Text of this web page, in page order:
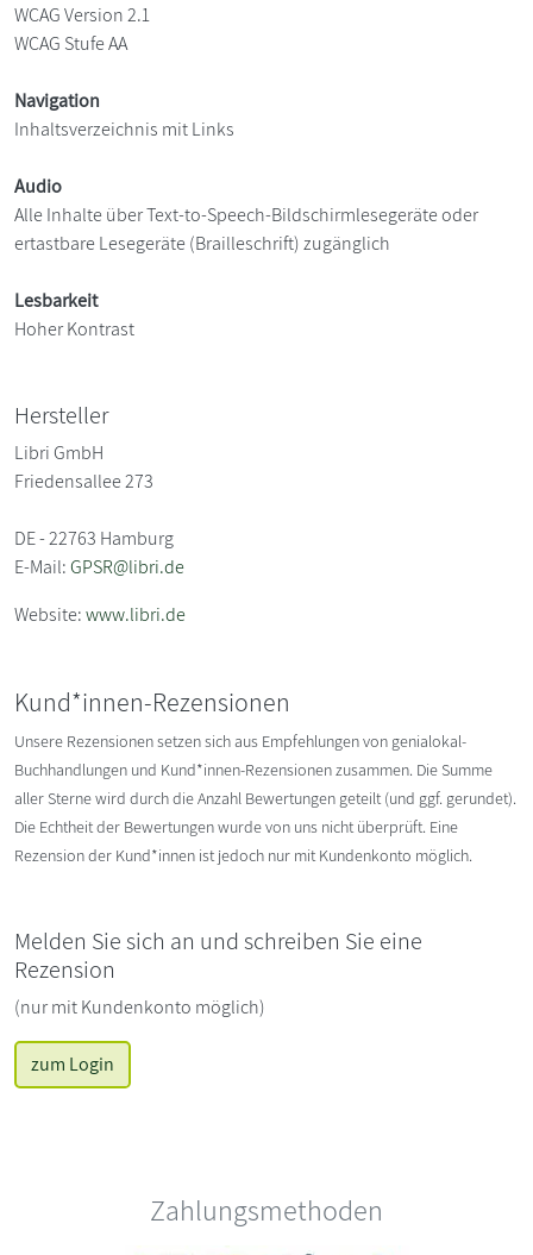
WCAG Version 2.1
WCAG Stufe AA
Navigation
Inhaltsverzeichnis mit Links
Audio
Alle Inhalte über Text-to-Speech-Bildschirmlesegeräte oder
ertastbare Lesegeräte (Brailleschrift) zugänglich
Lesbarkeit
Hoher Kontrast
Hersteller
Libri GmbH
Friedensallee 273
DE - 22763 Hamburg
E-Mail:GPSR@libri.de
Website:www.libri.de
Kund*innen-Rezensionen
Unsere Rezensionen setzen sich aus Empfehlungen von genialokal-
Buchhandlungen und Kund*innen-Rezensionen zusammen. Die Summe
aller Sterne wird durch die Anzahl Bewertungen geteilt (und ggf. gerundet).
Die Echtheit der Bewertungen wurde von uns nicht überprüft. Eine
Rezension der Kund*innen ist jedoch nur mit Kundenkonto möglich.
Melden Sie sich an und schreiben Sie eine
Rezension
(nur mit Kundenkonto möglich)
zum Login
Zahlungsmethoden